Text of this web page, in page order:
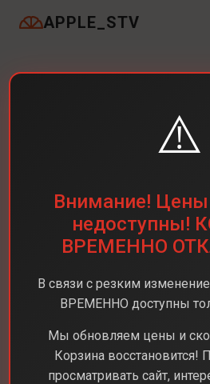
APPLE_STV
⚠️
Внимание!
недоступны!
ВРЕМЕННО
В связи с резким
ВРЕМЕННО доступны
Мы обновляем цены и
Корзина
просматривать сайт,